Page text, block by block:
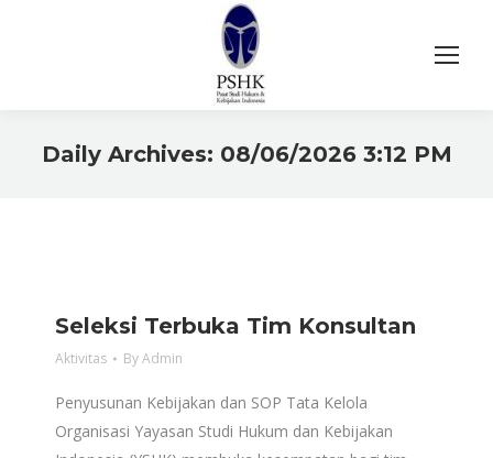
Daily Archives: 08/06/2026 3:12 PM
Seleksi Terbuka Tim Konsultan
Aktivitas ByAdmin
Penyusunan Kebijakan dan SOP Tata Kelola
Organisasi Yayasan Studi Hukum dan Kebijakan